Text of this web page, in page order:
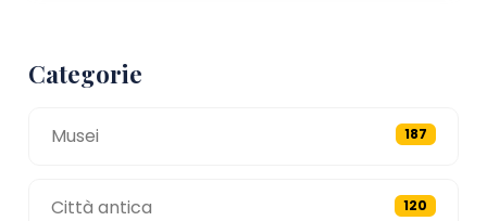
Categorie
Musei 187
Città antica 120